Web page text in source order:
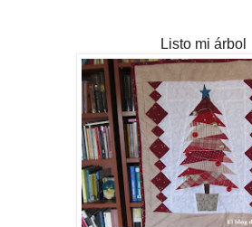
Listo mi árbol